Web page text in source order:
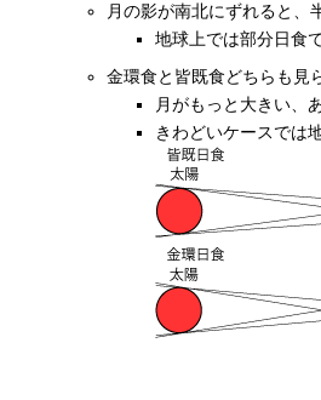
月の影が南北にずれると、
地球上では部分日食
金環食と皆既食どちらも見
月がもっと大きい、
きわどいケースでは